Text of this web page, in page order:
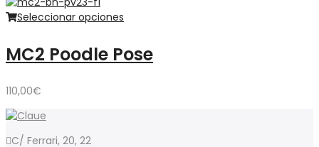
Seleccionar opciones
MC2 Poodle Pose
110,00€
C/ Ferrari, 20, 22